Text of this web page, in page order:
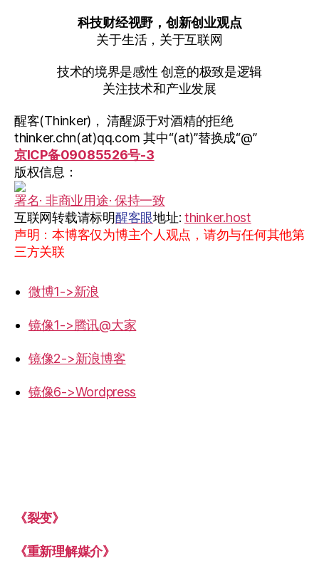
科技财经视野，创新创业观点
关于生活，关于互联网
技术的境界是感性 创意的极致是逻辑
关注技术和产业发展
醒客(Thinker)， 清醒源于对酒精的拒绝
thinker.chn(at)qq.com 其中“(at)”替换成“@”
京ICP备09085526号-3
版权信息：
署名· 非商业用途· 保持一致
互联网转载请标明醒客眼地址: thinker.host
声明：本博客仅为博主个人观点，请勿与任何其他第
三方关联
微博1->新浪
镜像1->腾讯@大家
镜像2->新浪博客
镜像6->Wordpress
《裂变》
《重新理解媒介》